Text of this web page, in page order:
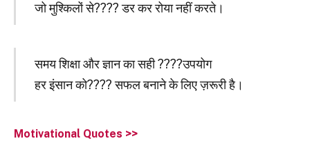
जो मुश्किलों से???? डर कर रोया नहीं करते।
समय शिक्षा और ज्ञान का सही ????उपयोग
हर इंसान को???? सफल बनाने के लिए ज़रूरी है।
Motivational Quotes >>